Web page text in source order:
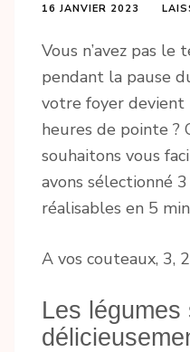
16 JANVIER 2023
Vous n’avez pas le
pendant la pause
votre foyer devient
heures de pointe ?
souhaitons vous
avons sélectionné
réalisables en 5
A vos couteaux, 3,
Les légumes